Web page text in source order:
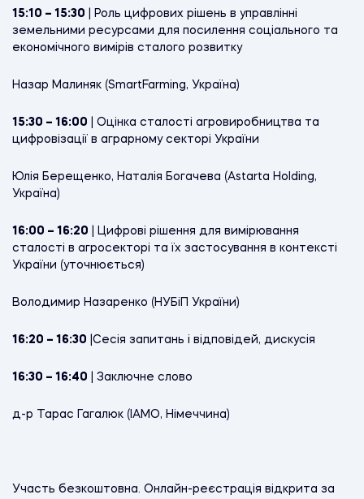
15:10 – 15:30 | Роль цифрових рішень в управлінні
земельними ресурсами для посилення соціального та
економічного вимірів сталого розвитку
Назар Малиняк (SmartFarming, Україна)
15:30 – 16:00 | Оцінка сталості агровиробництва та
цифровізації в аграрному секторі України
Юлія Берещенко, Наталія Богачева (Astarta Holding,
Україна)
16:00 – 16:20 | Цифрові рішення для вимірювання
сталості в агросекторі та їх застосування в контексті
України (уточнюється)
Володимир Назаренко (НУБіП України)
16:20 – 16:30 |Сесія запитань і відповідей, дискусія
16:30 – 16:40 | Заключне слово
д-р Тарас Гагалюк (IAMO, Німеччина)
Участь безкоштовна. Онлайн-реєстрація відкрита за